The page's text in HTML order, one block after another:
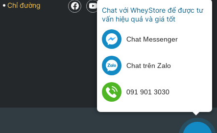
Chỉ đường
Chat với WheyStore để được tư
vấn hiệu quả và giá tốt
Chat Messenger
Chat trên Zalo
091 901 3030